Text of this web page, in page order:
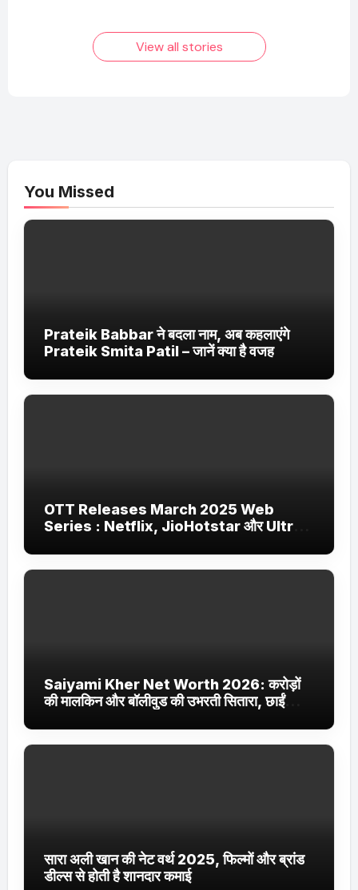
View all stories
You Missed
Prateik Babbar ने बदला नाम, अब कहलाएंगे
Prateik Smita Patil – जानें क्या है वजह
OTT Releases March 2025 Web
Series : Netflix, JioHotstar और Ultra
Saiyami Kher Net Worth 2026: करोड़ों
की मालकिन और बॉलीवुड की उभरती सितारा, छाईं
सारा अली खान की नेट वर्थ 2025, फिल्मों और ब्रांड
डील्स से होती है शानदार कमाई